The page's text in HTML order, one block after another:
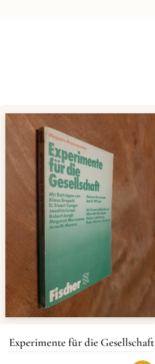
Experimente für die Gesellschaft